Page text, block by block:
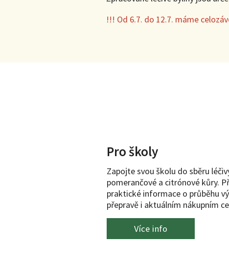
!!! Od 6.7. do 12.7. máme
Pro školy
Zapojte svou školu do sběru
pomerančové a citrónové kůry.
praktické informace o průběhu
přepravě i aktuálním nákupním
Více info